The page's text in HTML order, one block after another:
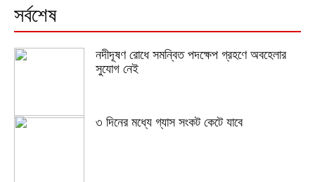
সর্বশেষ
নদীদূষণ রোধে সমন্বিত পদক্ষেপ গ্রহণে অবহেলার
সুযোগ নেই
৩ দিনের মধ্যে গ্যাস সংকট কেটে যাবে